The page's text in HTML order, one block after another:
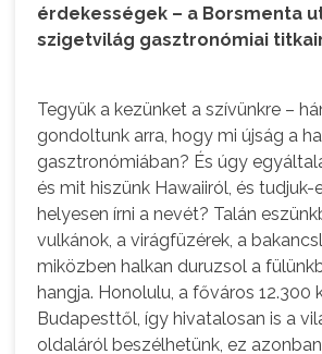
érdekességek – a Borsmenta
szigetvilág gasztronómiai
Tegyük a kezünket a szívünkre –
gondoltunk arra, hogy mi újság a
gasztronómiában? És úgy
és mit hiszünk Hawaiiról, és tudjuk-
helyesen írni a nevét? Talán
vulkánok, a virágfüzérek, a
miközben halkan duruzsol a
hangja. Honolulu, a főváros 12.300
Budapesttől, így hivatalosan is a
oldaláról beszélhetünk, ez